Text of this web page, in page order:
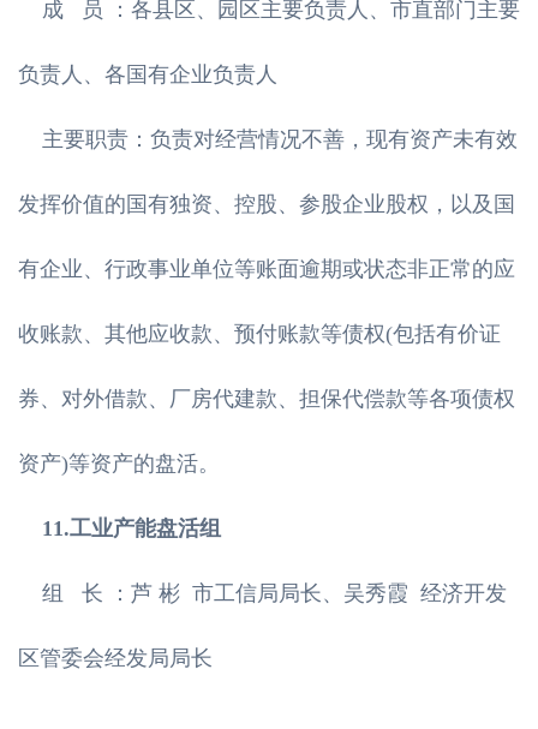
成 员 ：各县区、园区主要负责人、市直部门主要
负责人、各国有企业负责人
主要职责：负责对经营情况不善，现有资产未有效
发挥价值的国有独资、控股、参股企业股权，以及国
有企业、行政事业单位等账面逾期或状态非正常的应
收账款、其他应收款、预付账款等债权(包括有价证
券、对外借款、厂房代建款、担保代偿款等各项债权
资产)等资产的盘活。
11.工业产能盘活组
组 长 ：芦 彬 市工信局局长、吴秀霞 经济开发
区管委会经发局局长